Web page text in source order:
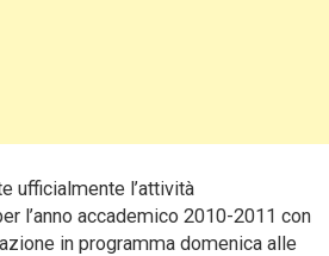
ufficialmente l’attività
l’anno accademico 2010-2011 con
in programma domenica alle